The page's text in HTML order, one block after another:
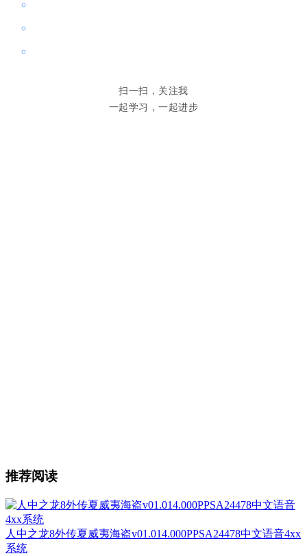
扫一扫，关注我
一起学习，一起进步
推荐阅读
人中之龙8外传夏威夷海盗v01.014.000PPSA24478中文语音4xx
系统